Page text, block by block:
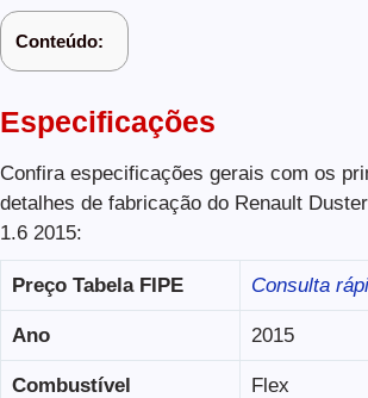
Conteúdo:
Especificações
Confira especificações gerais com os
detalhes de fabricação do Renault
1.6 2015:
Preço Tabela FIPE Consulta
Ano 2015
Combustível Flex